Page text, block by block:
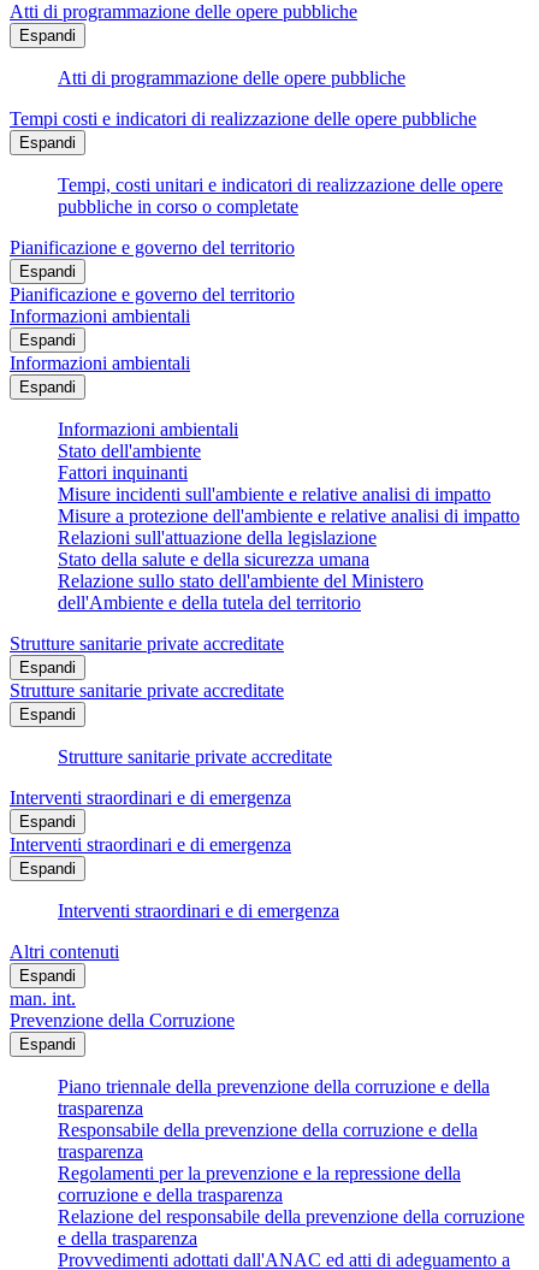
Atti di programmazione delle opere pubbliche
Espandi
Atti di programmazione delle opere pubbliche
Tempi costi e indicatori di realizzazione delle opere pubbliche
Espandi
Tempi, costi unitari e indicatori di realizzazione delle opere
pubbliche in corso o completate
Pianificazione e governo del territorio
Espandi
Pianificazione e governo del territorio
Informazioni ambientali
Espandi
Informazioni ambientali
Espandi
Informazioni ambientali
Stato dell'ambiente
Fattori inquinanti
Misure incidenti sull'ambiente e relative analisi di impatto
Misure a protezione dell'ambiente e relative analisi di impatto
Relazioni sull'attuazione della legislazione
Stato della salute e della sicurezza umana
Relazione sullo stato dell'ambiente del Ministero
dell'Ambiente e della tutela del territorio
Strutture sanitarie private accreditate
Espandi
Strutture sanitarie private accreditate
Espandi
Strutture sanitarie private accreditate
Interventi straordinari e di emergenza
Espandi
Interventi straordinari e di emergenza
Espandi
Interventi straordinari e di emergenza
Altri contenuti
Espandi
man. int.
Prevenzione della Corruzione
Espandi
Piano triennale della prevenzione della corruzione e della
trasparenza
Responsabile della prevenzione della corruzione e della
trasparenza
Regolamenti per la prevenzione e la repressione della
corruzione e della trasparenza
Relazione del responsabile della prevenzione della corruzione
e della trasparenza
Provvedimenti adottati dall'ANAC ed atti di adeguamento a